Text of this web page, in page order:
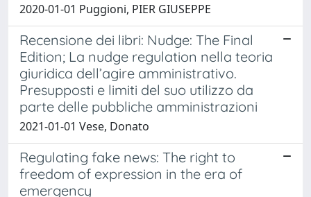
2020-01-01 Puggioni, PIER GIUSEPPE
Recensione dei libri: Nudge: The Final
Edition; La nudge regulation nella teoria
giuridica dell’agire amministrativo.
Presupposti e limiti del suo utilizzo da
parte delle pubbliche amministrazioni
2021-01-01 Vese, Donato
Regulating fake news: The right to
freedom of expression in the era of
emergency